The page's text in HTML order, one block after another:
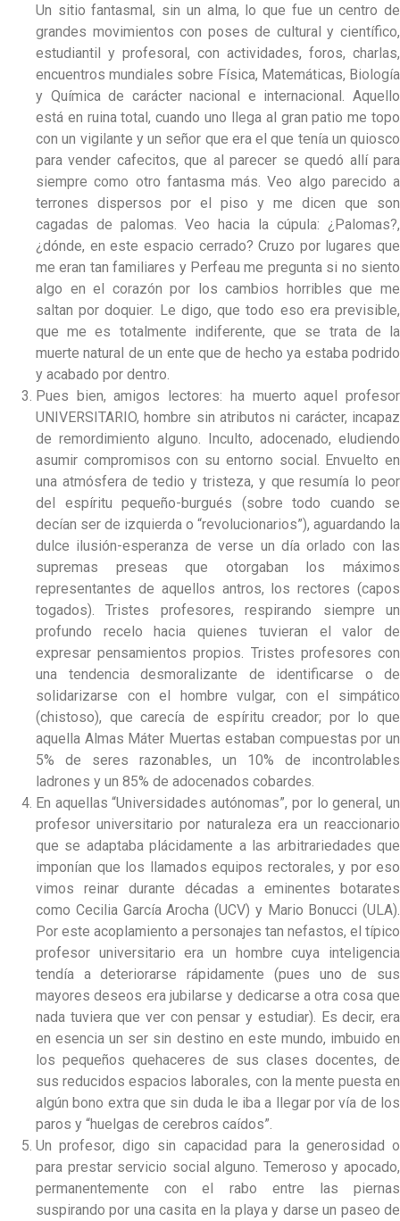
Un sitio fantasmal, sin un alma, lo que fue un centro de
grandes movimientos con poses de cultural y científico,
estudiantil y profesoral, con actividades, foros, charlas,
encuentros mundiales sobre Física, Matemáticas, Biología
y Química de carácter nacional e internacional. Aquello
está en ruina total, cuando uno llega al gran patio me topo
con un vigilante y un señor que era el que tenía un quiosco
para vender cafecitos, que al parecer se quedó allí para
siempre como otro fantasma más. Veo algo parecido a
terrones dispersos por el piso y me dicen que son
cagadas de palomas. Veo hacia la cúpula: ¿Palomas?,
¿dónde, en este espacio cerrado? Cruzo por lugares que
me eran tan familiares y Perfeau me pregunta si no siento
algo en el corazón por los cambios horribles que me
saltan por doquier. Le digo, que todo eso era previsible,
que me es totalmente indiferente, que se trata de la
muerte natural de un ente que de hecho ya estaba podrido
y acabado por dentro.
Pues bien, amigos lectores: ha muerto aquel profesor
UNIVERSITARIO, hombre sin atributos ni carácter, incapaz
de remordimiento alguno. Inculto, adocenado, eludiendo
asumir compromisos con su entorno social. Envuelto en
una atmósfera de tedio y tristeza, y que resumía lo peor
del espíritu pequeño-burgués (sobre todo cuando se
decían ser de izquierda o “revolucionarios”), aguardando la
dulce ilusión-esperanza de verse un día orlado con las
supremas preseas que otorgaban los máximos
representantes de aquellos antros, los rectores (capos
togados). Tristes profesores, respirando siempre un
profundo recelo hacia quienes tuvieran el valor de
expresar pensamientos propios. Tristes profesores con
una tendencia desmoralizante de identificarse o de
solidarizarse con el hombre vulgar, con el simpático
(chistoso), que carecía de espíritu creador; por lo que
aquella Almas Máter Muertas estaban compuestas por un
5% de seres razonables, un 10% de incontrolables
ladrones y un 85% de adocenados cobardes.
En aquellas “Universidades autónomas”, por lo general, un
profesor universitario por naturaleza era un reaccionario
que se adaptaba plácidamente a las arbitrariedades que
imponían que los llamados equipos rectorales, y por eso
vimos reinar durante décadas a eminentes botarates
como Cecilia García Arocha (UCV) y Mario Bonucci (ULA).
Por este acoplamiento a personajes tan nefastos, el típico
profesor universitario era un hombre cuya inteligencia
tendía a deteriorarse rápidamente (pues uno de sus
mayores deseos era jubilarse y dedicarse a otra cosa que
nada tuviera que ver con pensar y estudiar). Es decir, era
en esencia un ser sin destino en este mundo, imbuido en
los pequeños quehaceres de sus clases docentes, de
sus reducidos espacios laborales, con la mente puesta en
algún bono extra que sin duda le iba a llegar por vía de los
paros y “huelgas de cerebros caídos”.
Un profesor, digo sin capacidad para la generosidad o
para prestar servicio social alguno. Temeroso y apocado,
permanentemente con el rabo entre las piernas
suspirando por una casita en la playa y darse un paseo de